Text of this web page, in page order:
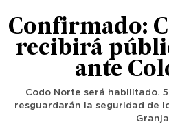
Confirmado:
recibirá
ante
Codo Norte será habilitado.
resguardarán la seguridad de